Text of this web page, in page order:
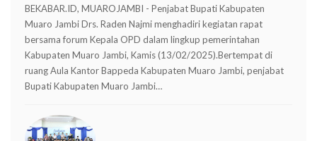
BEKABAR.ID, MUAROJAMBI - Penjabat Bupati Kabupaten
Muaro Jambi Drs. Raden Najmi menghadiri kegiatan rapat
bersama forum Kepala OPD dalam lingkup pemerintahan
Kabupaten Muaro Jambi, Kamis (13/02/2025).Bertempat di
ruang Aula Kantor Bappeda Kabupaten Muaro Jambi, penjabat
Bupati Kabupaten Muaro Jambi…